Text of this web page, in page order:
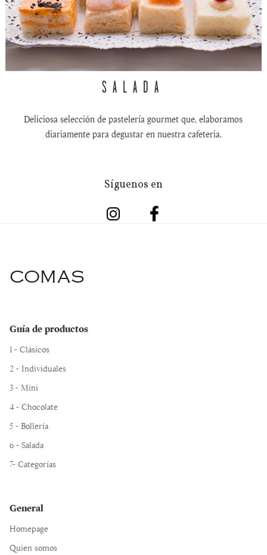
SALADA
Deliciosa selección de pastelería gourmet que, elaboramos
diariamente para degustar en nuestra cafeteria.
Síguenos en
COMAS
Guía de productos
1 - Clásicos
2 - Individuales
3 - Mini
4 - Chocolate
5 - Bollería
6 - Salada
7- Categorías
General
Homepage
Quien somos